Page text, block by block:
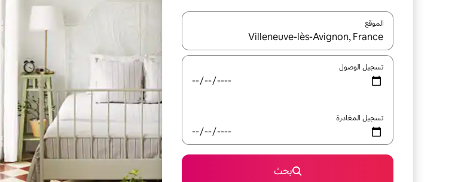
الموقع
عند توفر النتائج، انتقل باستخدام السهمين لأعلى ولأسفل أو استكشف عن طريق اللمس أو السحب.
تسجيل الوصول
تسجيل المغادرة
بحث